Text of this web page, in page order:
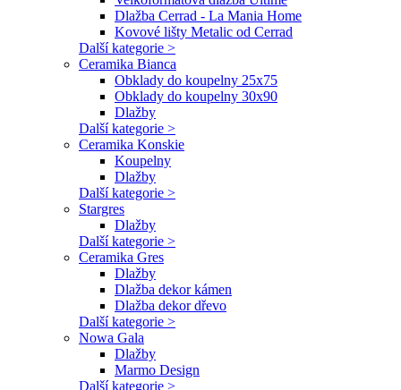
Dlažba Cerrad - La Mania Home
Kovové lišty Metalic od Cerrad
Další kategorie >
Ceramika Bianca
Obklady do koupelny 25x75
Obklady do koupelny 30x90
Dlažby
Další kategorie >
Ceramika Konskie
Koupelny
Dlažby
Další kategorie >
Stargres
Dlažby
Další kategorie >
Ceramika Gres
Dlažby
Dlažba dekor kámen
Dlažba dekor dřevo
Další kategorie >
Nowa Gala
Dlažby
Marmo Design
Další kategorie >